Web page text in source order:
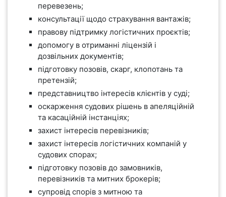
перевезень;
консультації щодо страхування вантажів;
правову підтримку логістичних проєктів;
допомогу в отриманні ліцензій і
дозвільних документів;
підготовку позовів, скарг, клопотань та
претензій;
представництво інтересів клієнтів у суді;
оскарження судових рішень в апеляційній
та касаційній інстанціях;
захист інтересів перевізників;
захист інтересів логістичних компаній у
судових спорах;
підготовку позовів до замовників,
перевізників та митних брокерів;
супровід спорів з митною та